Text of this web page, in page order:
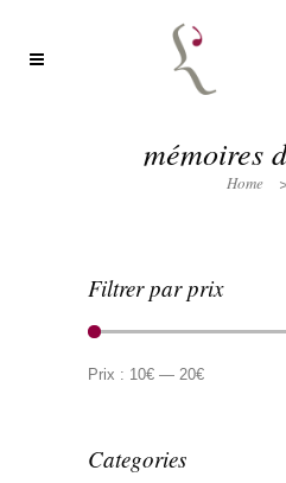
mémoires
Home
Filtrer par prix
min
max
Prix : 10€ — 20€
Categories